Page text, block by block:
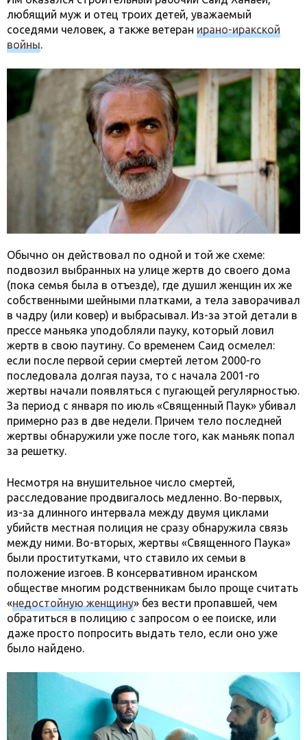
любящий муж и отец троих детей, уважаемый
соседями человек, а также ветеран ирано-иракской
войны.
Обычно он действовал по одной и той же схеме:
подвозил выбранных на улице жертв до своего дома
(пока семья была в отъезде), где душил женщин их же
собственными шейными платками, а тела заворачивал
в чадру (или ковер) и выбрасывал. Из-за этой детали в
прессе маньяка уподобляли пауку, который ловил
жертв в свою паутину. Со временем Саид осмелел:
если после первой серии смертей летом 2000-го
последовала долгая пауза, то с начала 2001-го
жертвы начали появляться с пугающей регулярностью.
За период с января по июль «Священный Паук» убивал
примерно раз в две недели. Причем тело последней
жертвы обнаружили уже после того, как маньяк попал
за решетку.
Несмотря на внушительное число смертей,
расследование продвигалось медленно. Во-первых,
из-за длинного интервала между двумя циклами
убийств местная полиция не сразу обнаружила связь
между ними. Во-вторых, жертвы «Священного Паука»
были проститутками, что ставило их семьи в
положение изгоев. В консервативном иранском
обществе многим родственникам было проще считать
«недостойную женщину» без вести пропавшей, чем
обратиться в полицию с запросом о ее поиске, или
даже просто попросить выдать тело, если оно уже
было найдено.